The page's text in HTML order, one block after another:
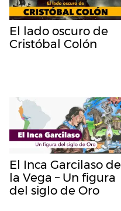
El lado oscuro de
Cristóbal Colón
El Inca Garcilaso de
la Vega – Un figura
del siglo de Oro